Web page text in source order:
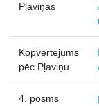
Pļaviņas
Kopvērtējums
pēc Pļaviņu
4. posms